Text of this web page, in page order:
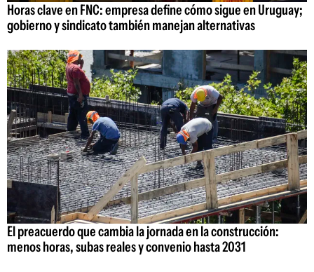
Horas clave en FNC: empresa define cómo sigue en Uruguay;
gobierno y sindicato también manejan alternativas
El preacuerdo que cambia la jornada en la construcción:
menos horas, subas reales y convenio hasta 2031